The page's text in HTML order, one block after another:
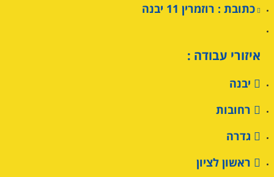
כתובת : רוזמרין 11 יבנה
איזורי עבודה :
יבנה
רחובות
גדרה
ראשון לציון